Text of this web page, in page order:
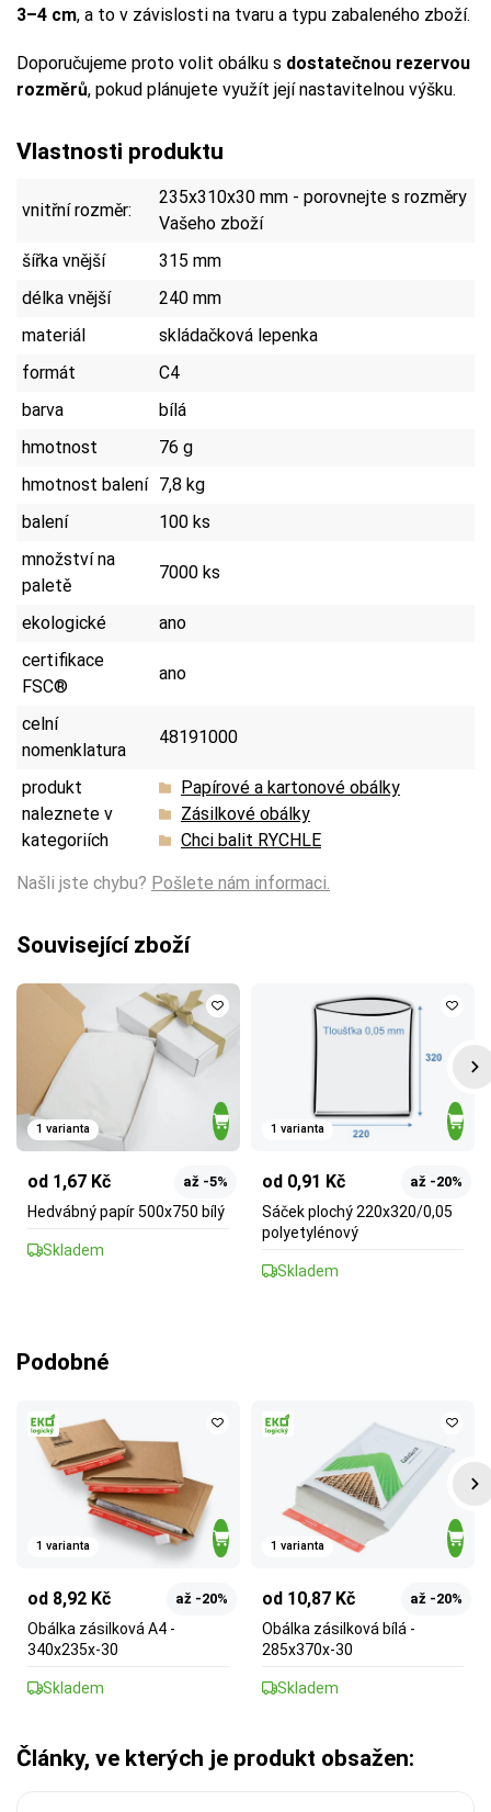
3–4 cm, a to v závislosti na tvaru a typu zabaleného zboží.
Doporučujeme proto volit obálku s dostatečnou rezervou
rozměrů, pokud plánujete využít její nastavitelnou výšku.
Vlastnosti produktu
vnitřní rozměr:
235x310x30 mm - porovnejte s rozměry
Vašeho zboží
šířka vnější
315 mm
délka vnější
240 mm
materiál
skládačková lepenka
formát
C4
barva
bílá
hmotnost
76 g
hmotnost balení 7,8 kg
balení
100 ks
množství na
paletě
7000 ks
ekologické
ano
certifikace
FSC®
ano
celní
nomenklatura
48191000
produkt
naleznete v
kategoriích
Papírové a kartonové obálky
Zásilkové obálky
Chci balit RYCHLE
Našli jste chybu? Pošlete nám informaci.
Související zboží
1 varianta
od 1,67 Kč až -5%
Hedvábný papír 500x750 bílý
Skladem
1 varianta
od 0,91 Kč až -20%
Sáček plochý 220x320/0,05
polyetylénový
Skladem
Podobné
1 varianta
od 8,92 Kč až -20%
Obálka zásilková A4 -
340x235x-30
Skladem
1 varianta
od 10,87 Kč až -20%
Obálka zásilková bílá -
285x370x-30
Skladem
Články, ve kterých je produkt obsažen: